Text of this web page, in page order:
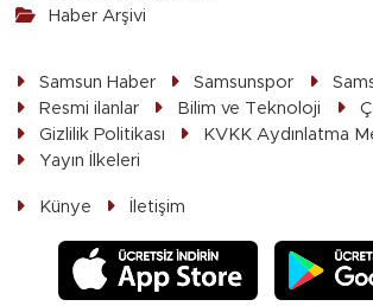
Haber Arşivi
Samsun Haber Samsunspor
Resmi ilanlar
Bilim ve Teknoloji
Gizlilik Politikası
KVKK Aydınlatma
Yayın İlkeleri
Künye İletişim